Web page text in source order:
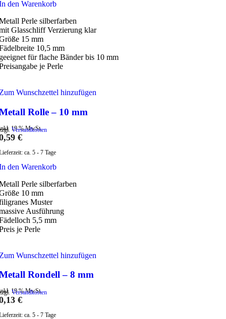
den Warenkorb
Perle silberfarben
Glasschliff Verzierung klar
15 mm
10,5 mm
für flache Bänder bis 10 mm
je Perle
Wunschzettel hinzufügen
Rolle – 10 mm
19 % MwSt.
Versandkosten
€
ca. 5 - 7 Tage
den Warenkorb
Perle silberfarben
10 mm
Muster
Ausführung
5,5 mm
je Perle
Wunschzettel hinzufügen
Rondell – 8 mm
19 % MwSt.
Versandkosten
€
ca. 5 - 7 Tage